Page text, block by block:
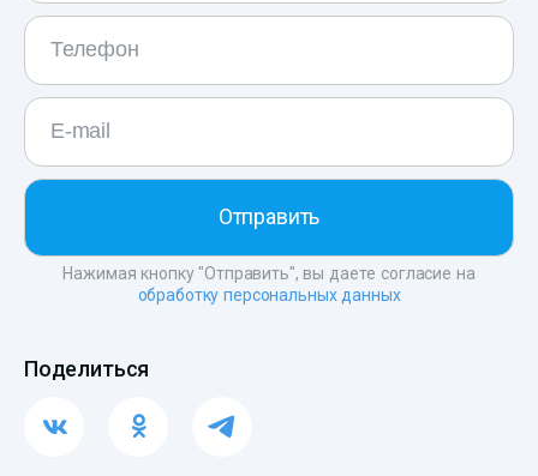
Нажимая кнопку "Отправить", вы даете согласие на
обработку персональных данных
Поделиться